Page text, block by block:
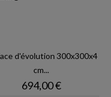
d'évolution 300x300x4
cm...
Prix
694,00 €